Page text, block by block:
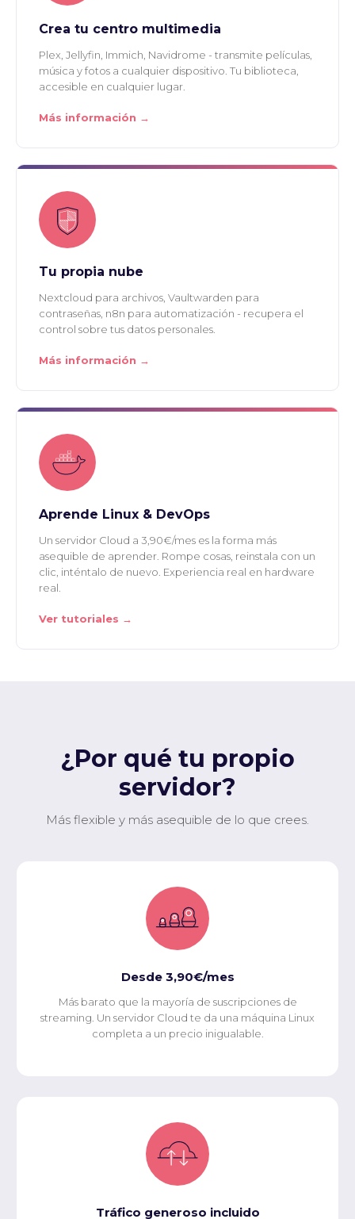
Crea tu centro multimedia
Plex, Jellyfin, Immich, Navidrome - transmite películas,
música y fotos a cualquier dispositivo. Tu biblioteca,
accesible en cualquier lugar.
Más información →
Tu propia nube
Nextcloud para archivos, Vaultwarden para
contraseñas, n8n para automatización - recupera el
control sobre tus datos personales.
Más información →
Aprende Linux & DevOps
Un servidor Cloud a 3,90€/mes es la forma más
asequible de aprender. Rompe cosas, reinstala con un
clic, inténtalo de nuevo. Experiencia real en hardware
real.
Ver tutoriales →
¿Por qué tu propio
servidor?
Más flexible y más asequible de lo que crees.
Desde 3,90€/mes
Más barato que la mayoría de suscripciones de
streaming. Un servidor Cloud te da una máquina Linux
completa a un precio inigualable.
Tráfico generoso incluido